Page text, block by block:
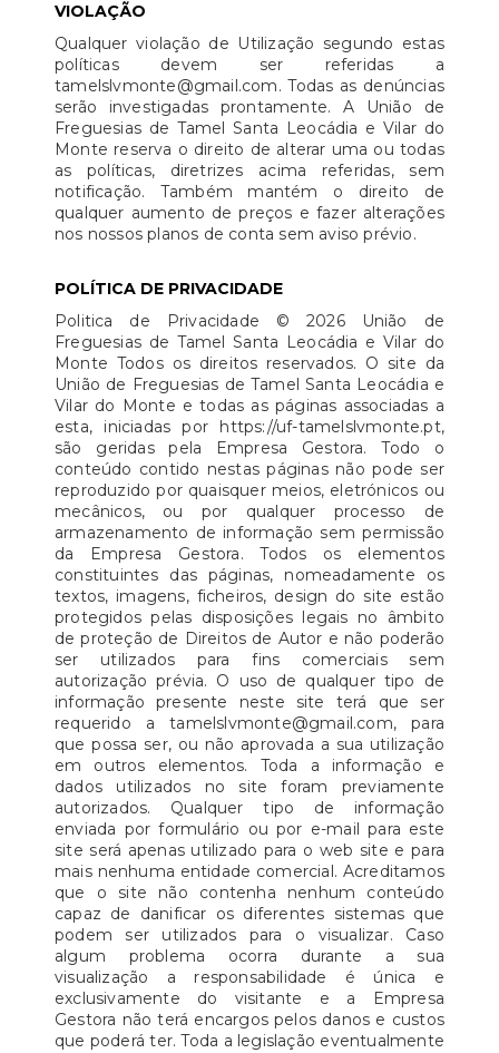
VIOLAÇÃO
Qualquer violação de Utilização segundo estas
políticas devem ser referidas a
tamelslvmonte@gmail.com. Todas as denúncias
serão investigadas prontamente. A União de
Freguesias de Tamel Santa Leocádia e Vilar do
Monte reserva o direito de alterar uma ou todas
as políticas, diretrizes acima referidas, sem
notificação. Também mantém o direito de
qualquer aumento de preços e fazer alterações
nos nossos planos de conta sem aviso prévio.
POLÍTICA DE PRIVACIDADE
Politica de Privacidade © 2026 União de
Freguesias de Tamel Santa Leocádia e Vilar do
Monte Todos os direitos reservados. O site da
União de Freguesias de Tamel Santa Leocádia e
Vilar do Monte e todas as páginas associadas a
esta, iniciadas por https://uf-tamelslvmonte.pt,
são geridas pela Empresa Gestora. Todo o
conteúdo contido nestas páginas não pode ser
reproduzido por quaisquer meios, eletrónicos ou
mecânicos, ou por qualquer processo de
armazenamento de informação sem permissão
da Empresa Gestora. Todos os elementos
constituintes das páginas, nomeadamente os
textos, imagens, ficheiros, design do site estão
protegidos pelas disposições legais no âmbito
de proteção de Direitos de Autor e não poderão
ser utilizados para fins comerciais sem
autorização prévia. O uso de qualquer tipo de
informação presente neste site terá que ser
requerido a tamelslvmonte@gmail.com, para
que possa ser, ou não aprovada a sua utilização
em outros elementos. Toda a informação e
dados utilizados no site foram previamente
autorizados. Qualquer tipo de informação
enviada por formulário ou por e-mail para este
site será apenas utilizado para o web site e para
mais nenhuma entidade comercial. Acreditamos
que o site não contenha nenhum conteúdo
capaz de danificar os diferentes sistemas que
podem ser utilizados para o visualizar. Caso
algum problema ocorra durante a sua
visualização a responsabilidade é única e
exclusivamente do visitante e a Empresa
Gestora não terá encargos pelos danos e custos
que poderá ter. Toda a legislação eventualmente